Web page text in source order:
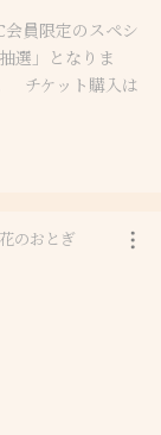
員限定のスペシ
選」となりま
チケット購入は
のおとぎ